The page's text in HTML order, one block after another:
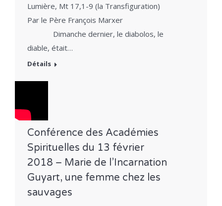
Lumière, Mt 17,1-9 (la Transfiguration)
Par le Père François Marxer
Dimanche dernier, le diabolos, le
diable, était…
Détails
Conférence des Académies
Spirituelles du 13 février
2018 – Marie de l’Incarnation
Guyart, une femme chez les
sauvages